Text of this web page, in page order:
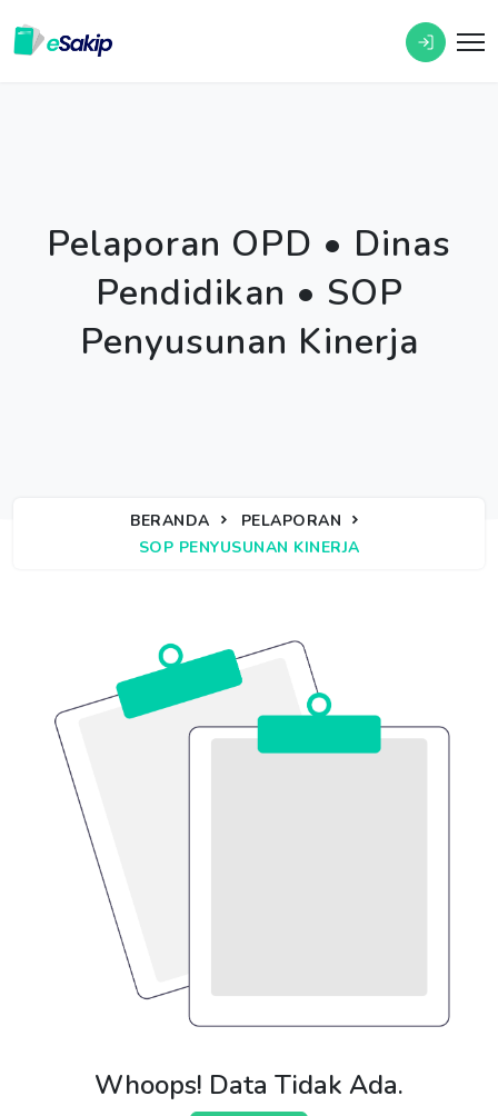
Pelaporan OPD • Dinas
Pendidikan • SOP
Penyusunan Kinerja
BERANDA
PELAPORAN
SOP PENYUSUNAN KINERJA
Whoops! Data Tidak Ada.